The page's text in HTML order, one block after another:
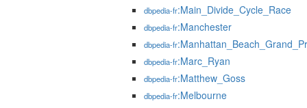
dbpedia-fr:Main_Divide_Cycle_Race
dbpedia-fr:Manchester
dbpedia-fr
dbpedia-fr:Marc_Ryan
dbpedia-fr:Matthew_Goss
dbpedia-fr:Melbourne